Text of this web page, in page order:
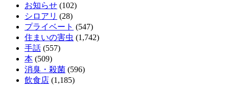
お知らせ (102)
シロアリ (28)
プライベート (547)
住まいの害虫 (1,742)
手話 (557)
本 (509)
消臭・殺菌 (596)
飲食店 (1,185)